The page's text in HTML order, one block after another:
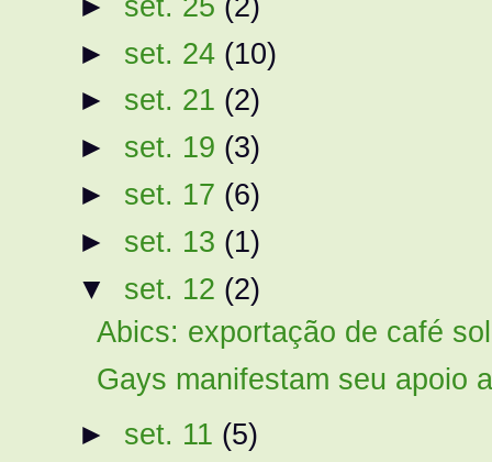
► set. 24 (10)
► set. 21 (2)
► set. 19 (3)
► set. 17 (6)
► set. 13 (1)
▼ set. 12 (2)
Abics: exportação de café
Gays manifestam seu apoio
► set. 11 (5)